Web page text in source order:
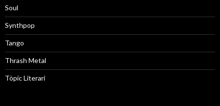
Soul
Synthpop
Tango
Thrash Metal
Tòpic Literari